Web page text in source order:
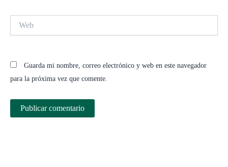
Guarda mi nombre, correo electrónico y web en este navegador
para la próxima vez que comente.